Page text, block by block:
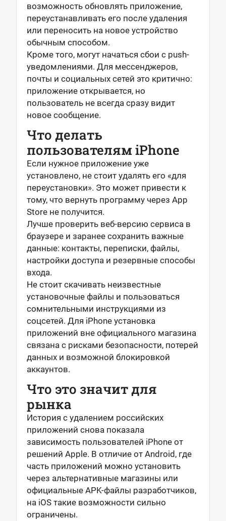
возможность обновлять приложение,
переустанавливать его после удаления
или переносить на новое устройство
обычным способом.
Кроме того, могут начаться сбои с push-
уведомлениями. Для мессенджеров,
почты и социальных сетей это критично:
приложение открывается, но
пользователь не всегда сразу видит
новое сообщение.
Что делать
пользователям iPhone
Если нужное приложение уже
установлено, не стоит удалять его «для
переустановки». Это может привести к
тому, что вернуть программу через App
Store не получится.
Лучше проверить веб-версию сервиса в
браузере и заранее сохранить важные
данные: контакты, переписки, файлы,
настройки доступа и резервные способы
входа.
Не стоит скачивать неизвестные
установочные файлы и пользоваться
сомнительными инструкциями из
соцсетей. Для iPhone установка
приложений вне официального магазина
связана с рисками безопасности, потерей
данных и возможной блокировкой
аккаунтов.
Что это значит для
рынка
История с удалением российских
приложений снова показала
зависимость пользователей iPhone от
решений Apple. В отличие от Android, где
часть приложений можно установить
через альтернативные магазины или
официальные APK-файлы разработчиков,
на iOS такие возможности сильно
ограничены.